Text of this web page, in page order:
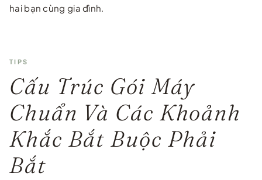
hai bạn cùng gia đình.
TIPS
Cấu Trúc Gói Máy
Chuẩn Và Các Khoảnh
Khắc Bắt Buộc Phải
Bắt